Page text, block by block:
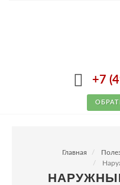
+7
Главная